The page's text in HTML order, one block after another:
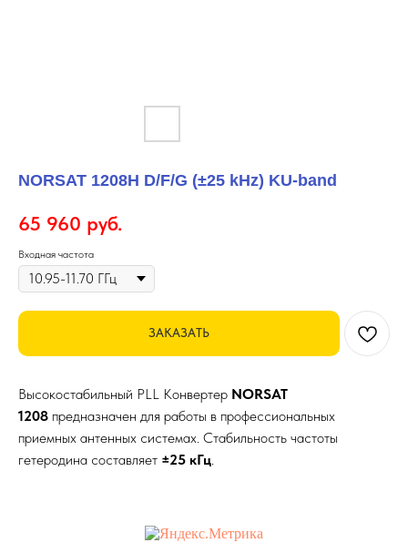
NORSAT 1208H D/F/G (±25 kHz) KU-band
65 960 руб.
Входная частота
ЗАКАЗАТЬ
Высокостабильный PLL Конвертер NORSAT
1208 предназначен для работы в профессиональных
приемных антенных системах. Стабильность частоты
гетеродина составляет ±25 кГц